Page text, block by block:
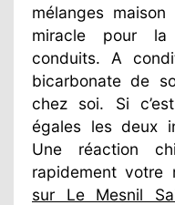
mélanges
miracle pour
conduits. A
bicarbonate de
chez soi. Si
égales les deux
Une réaction
rapidement votre
sur Le Mesnil